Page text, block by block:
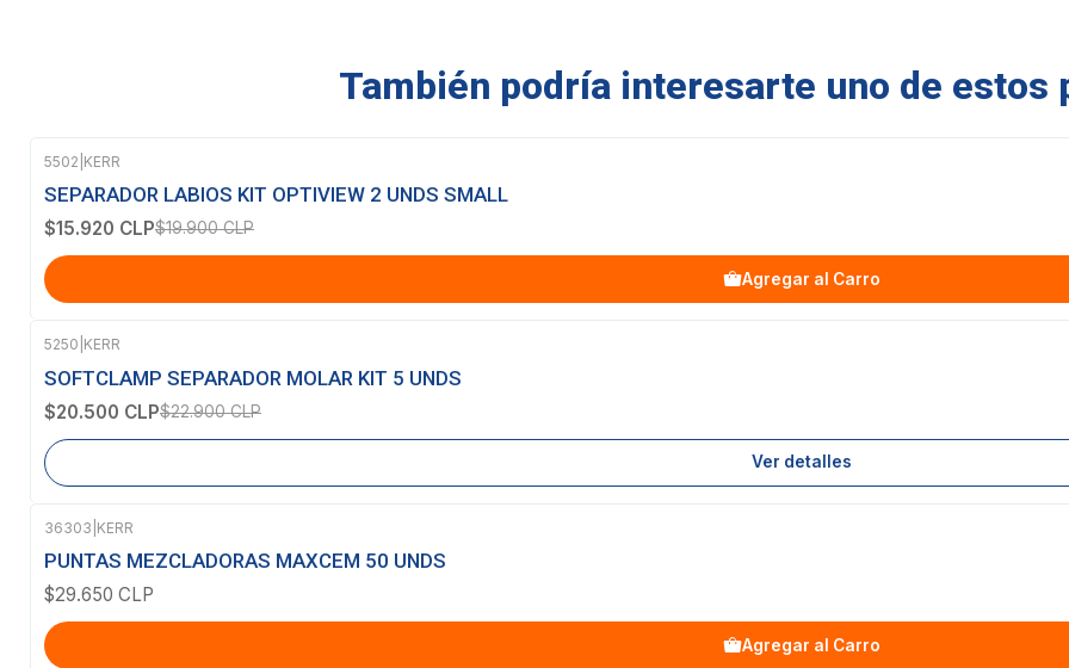
También podría interesarte uno de estos
-20% OFF
5502 KERR
SEPARADOR LABIOS KIT OPTIVIEW 2 UNDS SMALL
$15.920 CLP$19.900 CLP
Agregar al Carro
-10% OFF
Agotado
5250 KERR
SOFTCLAMP SEPARADOR MOLAR KIT 5 UNDS
$20.500 CLP$22.900 CLP
Ver detalles
36303 KERR
PUNTAS MEZCLADORAS MAXCEM 50 UNDS
$29.650 CLP
Agregar al Carro